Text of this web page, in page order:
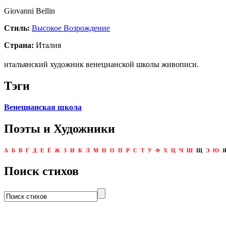
Giovanni Bellin
Стиль: Высокое Возрождение
Страна: Италия
итальянский художник венецианской школы живописи.
Тэги
Венецианская школа
Поэты и Художники
А Б В Г Д Е Ё Ж З И К Л М Н О П Р С Т У Ф Х Ц Ч Ш Щ Э Ю Я
Поиск стихов